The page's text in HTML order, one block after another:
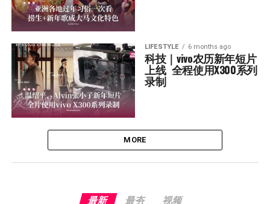
LIFESTYLE 6 months ago
科技｜vivo农历新年短片
上线  全程使用X300系列
录制
MORE
最新 最夯 视频